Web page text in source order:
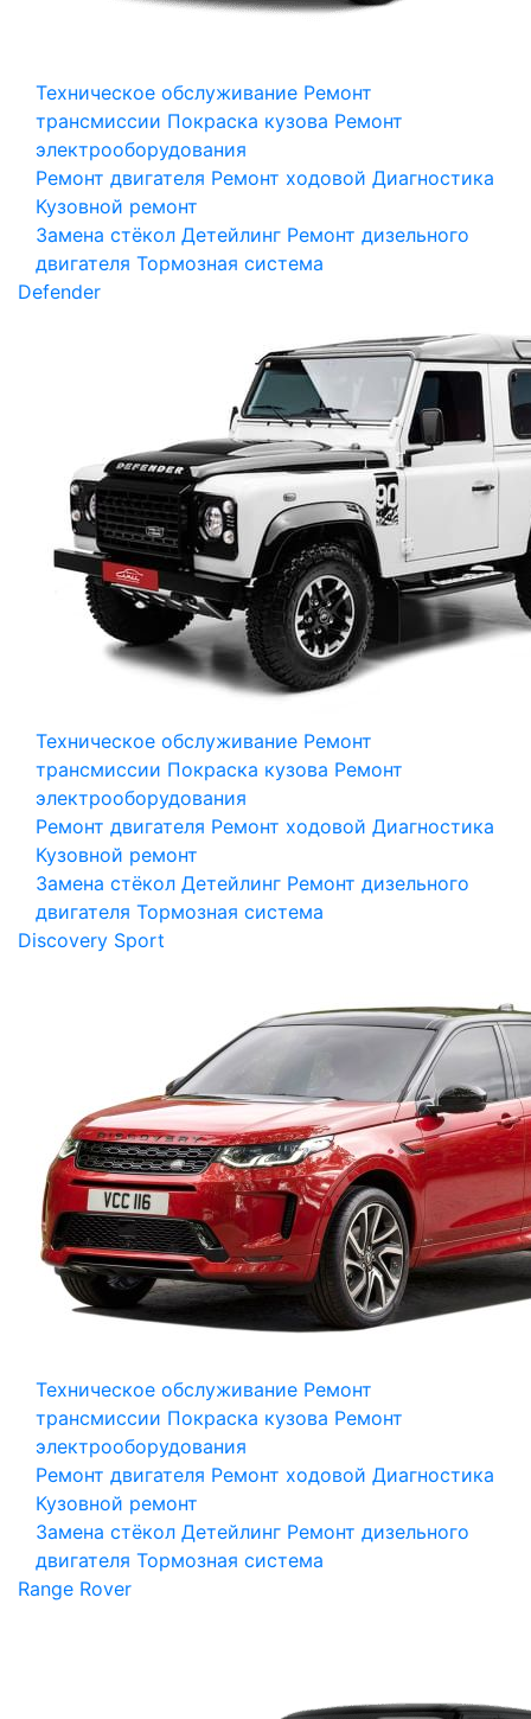
Техническое обслуживание Ремонт
трансмиссии Покраска кузова Ремонт
электрооборудования
Ремонт двигателя Ремонт ходовой Диагностика
Кузовной ремонт
Замена стёкол Детейлинг Ремонт дизельного
двигателя Тормозная система
Defender
Техническое обслуживание Ремонт
трансмиссии Покраска кузова Ремонт
электрооборудования
Ремонт двигателя Ремонт ходовой Диагностика
Кузовной ремонт
Замена стёкол Детейлинг Ремонт дизельного
двигателя Тормозная система
Discovery Sport
Техническое обслуживание Ремонт
трансмиссии Покраска кузова Ремонт
электрооборудования
Ремонт двигателя Ремонт ходовой Диагностика
Кузовной ремонт
Замена стёкол Детейлинг Ремонт дизельного
двигателя Тормозная система
Range Rover